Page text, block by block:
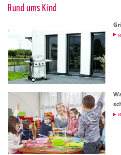
Rund ums Kind